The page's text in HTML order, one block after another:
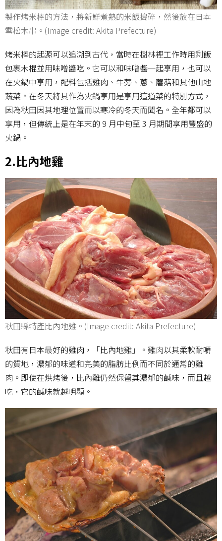
製作烤米棒的方法，將新鮮煮熟的米飯搗碎，然後放在日本
雪松木串。(Image credit: Akita Prefecture)
烤米棒的起源可以追溯到古代，當時在樹林裡工作時用剩飯
包裹木棍並用味噌醬吃。它可以和味噌醬一起享用，也可以
在火鍋中享用，配料包括雞肉、牛蒡、蔥、蘑菇和其他山地
蔬菜。在冬天將其作為火鍋享用是享用這道菜的特別方式，
因為秋田因其地理位置而以寒冷的冬天而聞名。全年都可以
享用，但傳統上是在年末的 9 月中旬至 3 月期間享用豐盛的
火鍋。
2.比內地雞
秋田縣特產比內地雞。(Image credit: Akita Prefecture)
秋田有日本最好的雞肉，「比內地雞」。雞肉以其柔軟耐嚼
的質地，濃郁的味道和完美的脂肪比例而不同於通常的雞
肉。即使在烘烤後，比內雞仍然保留其濃郁的鹹味，而且越
吃，它的鹹味就越明顯。